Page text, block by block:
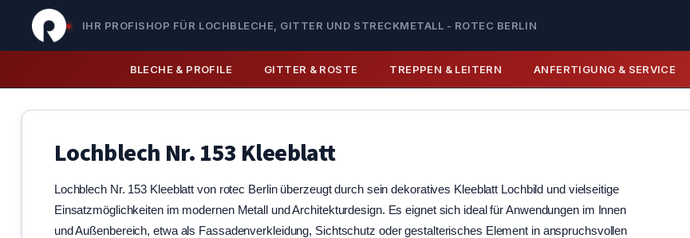
IHR PROFISHOP FÜR LOCHBLECHE, GITTER UND STRECKMETALL - ROTEC BERLIN
BLECHE & PROFILE GITTER & ROSTE TREPPEN & LEITERN ANFERTIGUNG & SERVICE
Lochblech Nr. 153 Kleeblatt
Lochblech Nr. 153 Kleeblatt von rotec Berlin überzeugt durch sein dekoratives Kleeblatt Lochbild und vielseitige
Einsatzmöglichkeiten im modernen Metall und Architekturdesign. Es eignet sich ideal für Anwendungen im Innen
und Außenbereich, etwa als Fassadenverkleidung, Sichtschutz oder gestalterisches Element in anspruchsvollen